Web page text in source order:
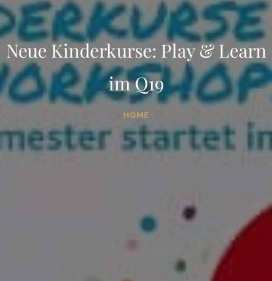
Neue Kinderkurse: Play & Learn
im Q19
HOME